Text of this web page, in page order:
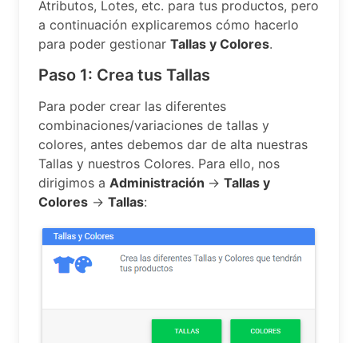
Atributos, Lotes, etc. para tus productos, pero
a continuación explicaremos cómo hacerlo
para poder gestionar Tallas y Colores.
Paso 1: Crea tus Tallas
Para poder crear las diferentes
combinaciones/variaciones de tallas y
colores, antes debemos dar de alta nuestras
Tallas y nuestros Colores. Para ello, nos
dirigimos a Administración -> Tallas y
Colores -> Tallas: